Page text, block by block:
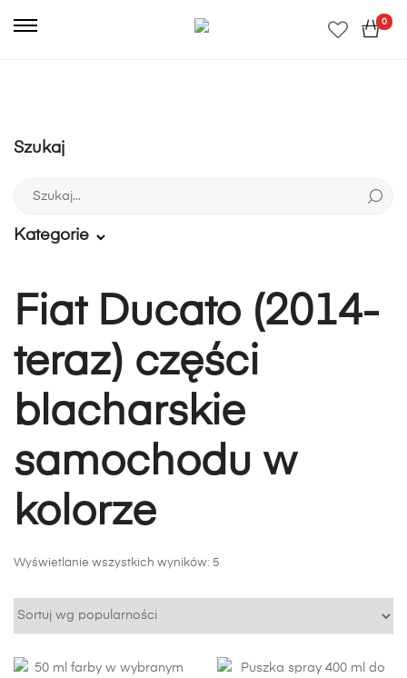
0
Fiat Ducato (2014-
teraz) części
blacharskie
samochodu w
kolorze
Wyświetlanie wszystkich wyników: 5
Szukaj
Szukaj:
Kategorie